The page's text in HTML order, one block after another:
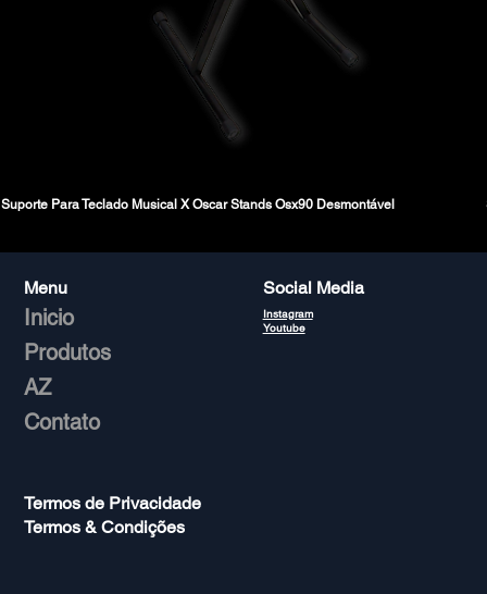
Suporte Para Teclado Musical X Oscar Stands Osx90 Desmontável
Menu
Inicio
Produtos
AZ
Contato
Termos de Privacidade
Termos & Condições
Social Media
Instagram
Youtube